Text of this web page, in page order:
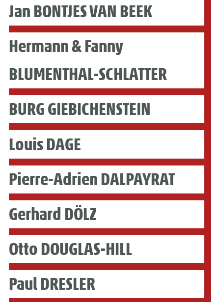
Jan BONTJES VAN BEEK
Hermann & Fanny
BLUMENTHAL-SCHLATTER
BURG GIEBICHENSTEIN
Louis DAGE
Pierre-Adrien DALPAYRAT
Gerhard DÖLZ
Otto DOUGLAS-HILL
Paul DRESLER